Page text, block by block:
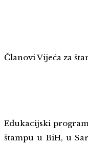
Članovi Vijeća za
Edukacijski
štampu u BiH, u